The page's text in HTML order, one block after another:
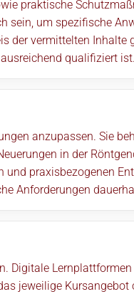
praktische
sein, um spezifische
der vermittelten Inhalte
qualifiziert ist.
anzupassen. Sie
in der
praxisbezogenen
Anforderungen
Digitale
jeweilige